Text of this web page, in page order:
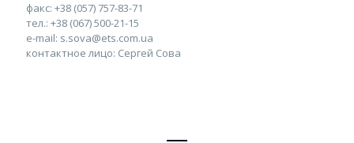
факс: +38 (057) 757-83-71
тел.: +38 (067) 500-21-15
e-mail: s.sova@ets.com.ua
контактное лицо: Сергей Сова